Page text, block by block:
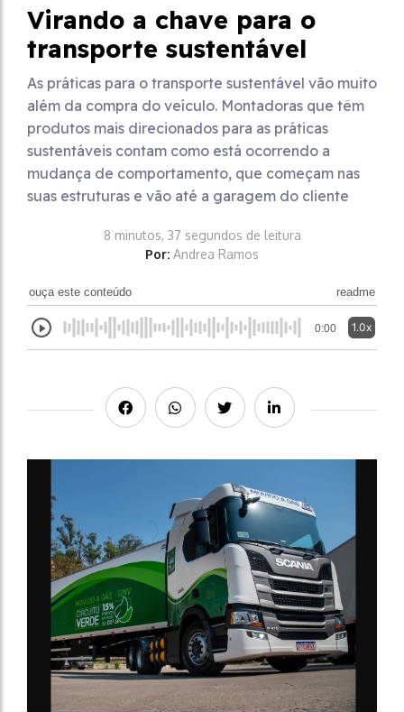
Virando a chave para o
transporte sustentável
As práticas para o transporte sustentável vão muito
além da compra do veículo. Montadoras que têm
produtos mais direcionados para as práticas
sustentáveis contam como está ocorrendo a
mudança de comportamento, que começam nas
suas estruturas e vão até a garagem do cliente
8 minutos, 37 segundos de leitura
Por: Andrea Ramos
ouça este conteúdo readme
0:00 1.0x